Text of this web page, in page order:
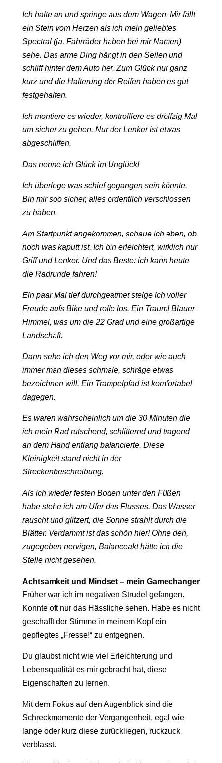
Ich halte an und springe aus dem Wagen. Mir fällt
ein Stein vom Herzen als ich mein geliebtes
Spectral (ja, Fahrräder haben bei mir Namen)
sehe. Das arme Ding hängt in den Seilen und
schliff hinter dem Auto her. Zum Glück nur ganz
kurz und die Halterung der Reifen haben es gut
festgehalten.
Ich montiere es wieder, kontrolliere es drölfzig Mal
um sicher zu gehen. Nur der Lenker ist etwas
abgeschliffen.
Das nenne ich Glück im Unglück!
Ich überlege was schief gegangen sein könnte.
Bin mir soo sicher, alles ordentlich verschlossen
zu haben.
Am Startpunkt angekommen, schaue ich eben, ob
noch was kaputt ist. Ich bin erleichtert, wirklich nur
Griff und Lenker. Und das Beste: ich kann heute
die Radrunde fahren!
Ein paar Mal tief durchgeatmet steige ich voller
Freude aufs Bike und rolle los. Ein Traum! Blauer
Himmel, was um die 22 Grad und eine großartige
Landschaft.
Dann sehe ich den Weg vor mir, oder wie auch
immer man dieses schmale, schräge etwas
bezeichnen will. Ein Trampelpfad ist komfortabel
dagegen.
Es waren wahrscheinlich um die 30 Minuten die
ich mein Rad rutschend, schlitternd und tragend
an dem Hand entlang balancierte. Diese
Kleinigkeit stand nicht in der
Streckenbeschreibung.
Als ich wieder festen Boden unter den Füßen
habe stehe ich am Ufer des Flusses. Das Wasser
rauscht und glitzert, die Sonne strahlt durch die
Blätter. Verdammt ist das schön hier! Ohne den,
zugegeben nervigen, Balanceakt hätte ich die
Stelle nicht gesehen.
Achtsamkeit und Mindset – mein Gamechanger
Früher war ich im negativen Strudel gefangen.
Konnte oft nur das Hässliche sehen. Habe es nicht
geschafft der Stimme in meinem Kopf ein
gepflegtes „Fresse!“ zu entgegnen.
Du glaubst nicht wie viel Erleichterung und
Lebensqualität es mir gebracht hat, diese
Eigenschaften zu lernen.
Mit dem Fokus auf den Augenblick sind die
Schreckmomente der Vergangenheit, egal wie
lange oder kurz diese zurückliegen, ruckzuck
verblasst.